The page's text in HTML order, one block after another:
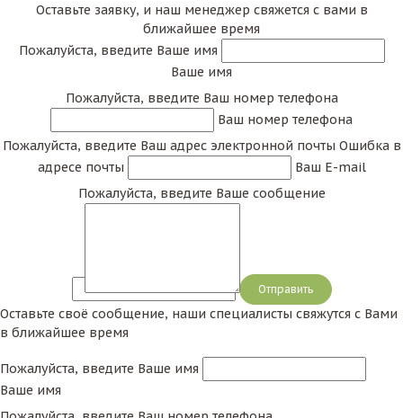
Оставьте заявку, и наш менеджер свяжется с вами в
ближайшее время
Пожалуйста, введите Ваше имя
Ваше имя
Пожалуйста, введите Ваш номер телефона
Ваш номер телефона
Пожалуйста, введите Ваш адрес электронной почты Ошибка в
адресе почты
Ваш E-mail
Пожалуйста, введите Ваше сообщение
Сообщение
Оставьте своё сообщение, наши специалисты свяжутся с Вами
в ближайшее время
Пожалуйста, введите Ваше имя
Ваше имя